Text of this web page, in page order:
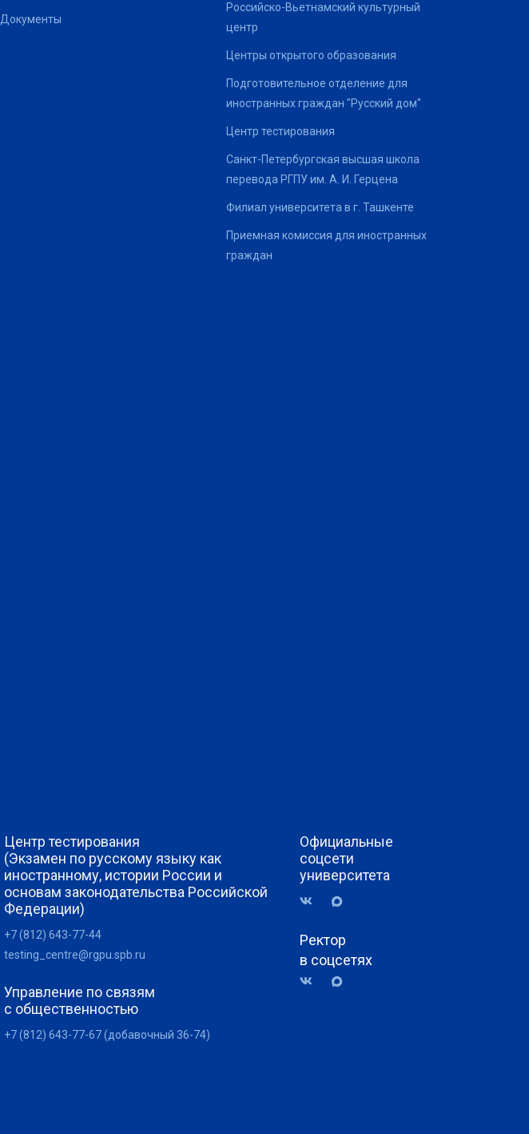
Документы
Российско-Вьетнамский культурный
центр
Центры открытого образования
Подготовительное отделение для
иностранных граждан "Русский дом"
Центр тестирования
Санкт-Петербургская высшая школа
перевода РГПУ им. А. И. Герцена
Филиал университета в г. Ташкенте
Приемная комиссия для иностранных
граждан
Центр тестирования
(Экзамен по русскому языку как
иностранному, истории России и
основам законодательства Российской
Федерации)
+7 (812) 643-77-44
testing_centre@rgpu.spb.ru
Управление по связям
с общественностью
+7 (812) 643-77-67 (добавочный 36-74)
Официальные
соцсети
университета
Ректор
в соцсетях